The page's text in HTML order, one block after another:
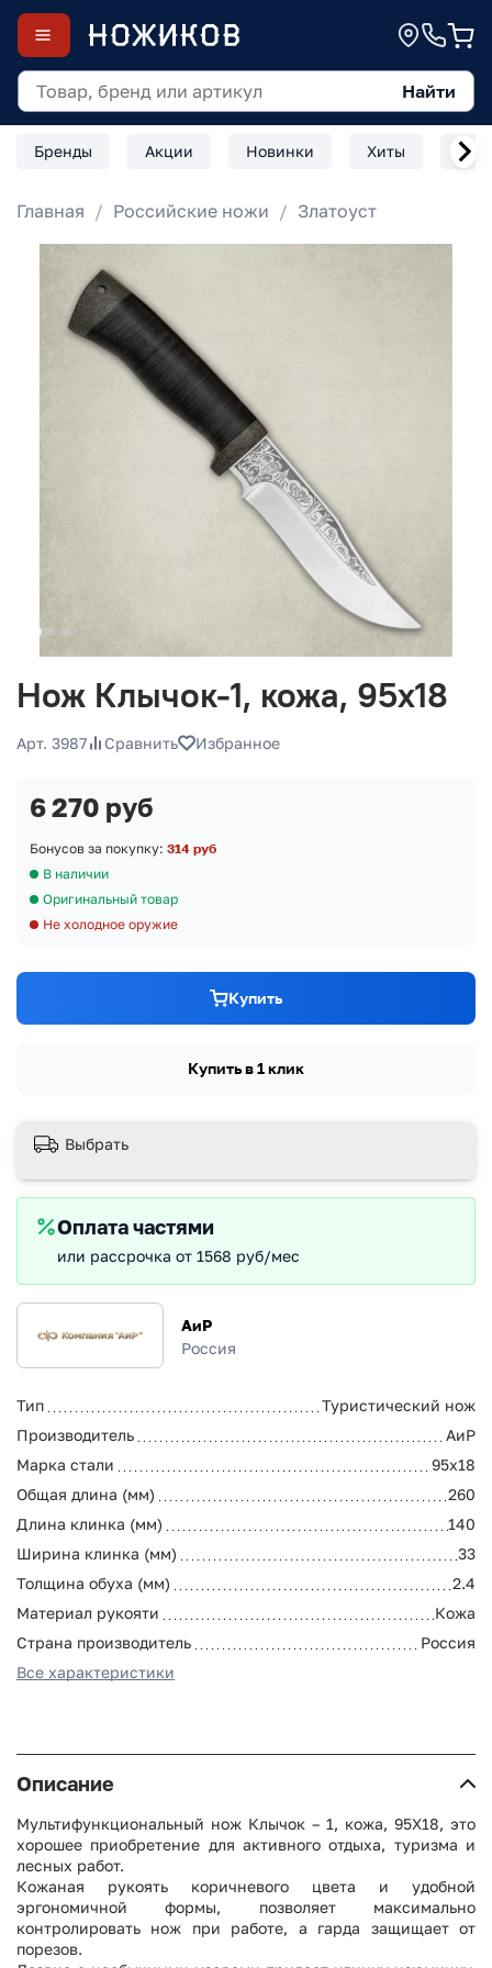
Найти
Бренды Акции Новинки Хиты
Главная Российские ножи Златоуст
Нож Клычок-1, кожа, 95х18
Арт. 3987 Сравнить Избранное
АиР
Россия
Тип
Туристический нож
Производитель
АиР
Марка стали
95х18
Общая длина (мм)
260
Длина клинка (мм)
140
Ширина клинка (мм)
33
Толщина обуха (мм)
2.4
Материал рукояти
Кожа
Страна производитель
Россия
Все характеристики
6 270 руб
Бонусов за покупку: 314 руб
В наличии
Оригинальный товар
Не холодное оружие
Купить
Купить в 1 клик
Выбрать
Оплата частями
или рассрочка от 1568 руб/мес
Описание
Мультифункциональный нож Клычок – 1, кожа, 95Х18, это
хорошее приобретение для активного отдыха, туризма и
лесных работ.
Кожаная рукоять коричневого цвета и удобной
эргономичной формы, позволяет максимально
контролировать нож при работе, а гарда защищает от
порезов.